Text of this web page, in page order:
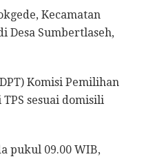
Kecamatan
Desa Sumbertlaseh,
Komisi Pemilihan
sesuai domisili
pukul 09.00 WIB,